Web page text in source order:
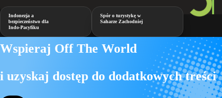
Indonezja a
bezpieczeństwo dla
Indo-Pacyfiku
Spór o turystykę w
Saharze Zachodniej
Wspieraj Off The World
i uzyskaj dostęp do dodatkowych treści